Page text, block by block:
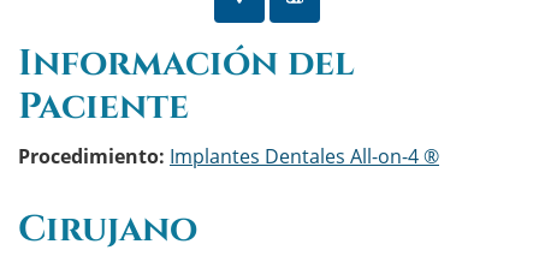
Información del
Paciente
Procedimiento: Implantes Dentales All-on-4 ®
Cirujano